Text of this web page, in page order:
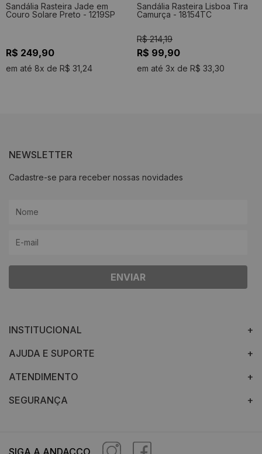
Sandália Rasteira Jade em
Couro Solare Preto - 1219SP
R$ 249,90
em até 8x de R$ 31,24
Sandália Rasteira Lisboa Tira
Camurça - 18154TC
R$ 214,19
R$ 99,90
em até 3x de R$ 33,30
NEWSLETTER
Cadastre-se para receber nossas novidades
ENVIAR
INSTITUCIONAL
AJUDA E SUPORTE
ATENDIMENTO
SEGURANÇA
SIGA A ANDACCO